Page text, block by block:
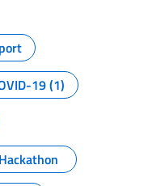
pagina
19 (1)
Hackathon